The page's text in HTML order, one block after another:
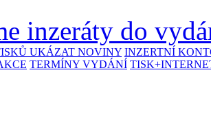
inzeráty do
UKÁZAT NOVINY INZERTNÍ
TERMÍNY VYDÁNÍ